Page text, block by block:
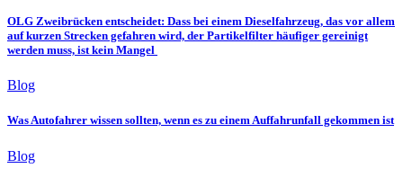
OLG Zweibrücken entscheidet: Dass bei einem Dieselfahrzeug, das vor allem
auf kurzen Strecken gefahren wird, der Partikelfilter häufiger gereinigt
werden muss, ist kein Mangel
Blog
Was Autofahrer wissen sollten, wenn es zu einem Auffahrunfall gekommen ist
Blog